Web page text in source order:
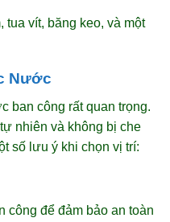
tua vít, băng keo, và một
Nước
ban công rất quan trọng.
nhiên và không bị che
số lưu ý khi chọn vị trí:
công để đảm bảo an toàn